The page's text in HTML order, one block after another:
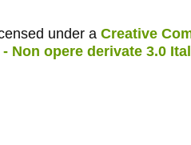
under a Creative
Non opere derivate 3.0